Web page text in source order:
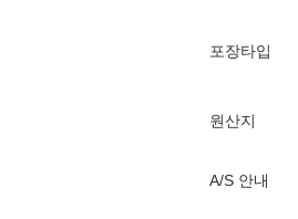
포장타입
원산지
A/S 안내